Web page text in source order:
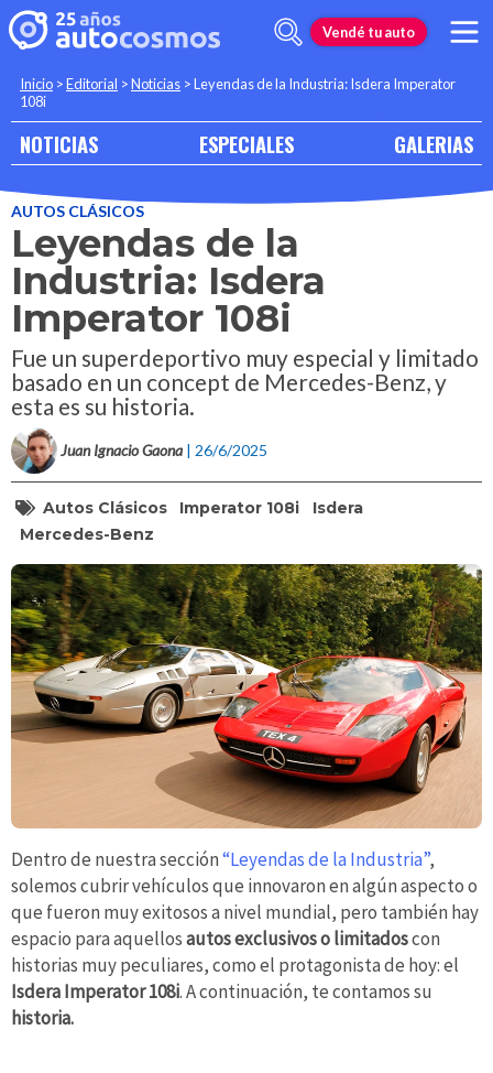
Vendé tu auto
Inicio >Editorial >Noticias >Leyendas de la Industria: Isdera Imperator
108i
NOTICIAS ESPECIALES GALERIAS
AUTOS CLÁSICOS
Leyendas de la
Industria: Isdera
Imperator 108i
Fue un superdeportivo muy especial y limitado
basado en un concept de Mercedes-Benz, y
esta es su historia.
Juan Ignacio Gaona | 26/6/2025
Autos Clásicos Imperator 108i
Isdera
Mercedes-Benz
Dentro de nuestra sección“Leyendas de la Industria”,
solemos cubrir vehículos que innovaron en algún aspecto o
que fueron muy exitosos a nivel mundial, pero también hay
espacio para aquellosautos exclusivoso limitadoscon
historias muy peculiares, como el protagonista de hoy: el
Isdera Imperator 108i. A continuación, te contamos su
historia.